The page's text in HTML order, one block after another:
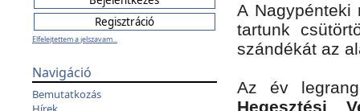
Elfelejtettem a jelszavam...
Navigáció
Bemutatkozás
A Nagypénteki
tartunk
szándékát az
Az év
Hegesztési